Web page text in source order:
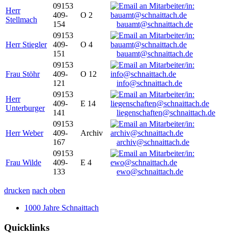
Herr
Stellmach
09153
409-
154
O 2
bauamt@schnaittach.de
Herr Stiegler
09153
409-
151
O 4
bauamt@schnaittach.de
Frau Stöhr
09153
409-
121
O 12
info@schnaittach.de
Herr
Unterburger
09153
409-
141
E 14
liegenschaften@schnaittach.de
Herr Weber
09153
409-
167
Archiv
archiv@schnaittach.de
Frau Wilde
09153
409-
133
E 4
ewo@schnaittach.de
drucken nach oben
1000 Jahre Schnaittach
Quicklinks